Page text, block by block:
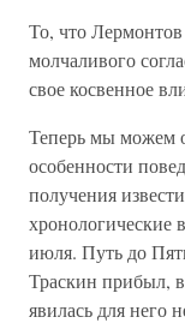
То, что
молчаливого
свое косвенное
Теперь мы можем
особенности
получения
хронологические
июля. Путь до
Траскин прибыл,
явилась для него